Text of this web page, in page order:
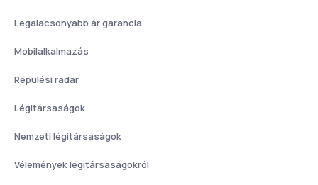
Legalacsonyabb ár garancia
Mobilalkalmazás
Repülési radar
Légitársaságok
Nemzeti légitársaságok
Vélemények légitársaságokról